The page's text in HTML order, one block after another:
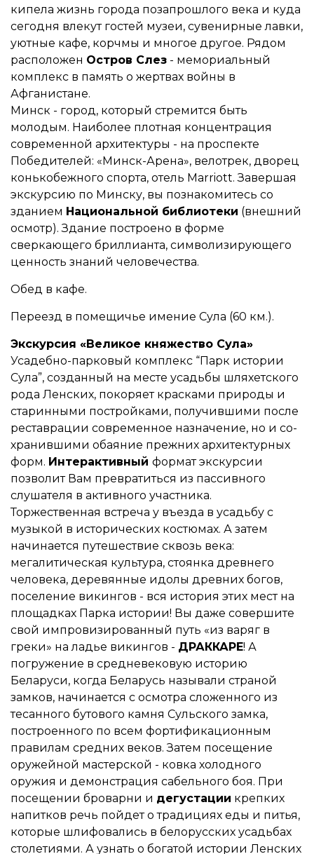
кипела жизнь города позапрошлого века и куда
сегодня влекут гостей музеи, сувенирные лавки,
уютные кафе, корчмы и многое другое. Рядом
расположен Остров Слез - мемориальный
комплекс в память о жертвах войны в
Афганистане.
Минск - город, который стремится быть
молодым. Наиболее плотная концентрация
современной архитектуры - на проспекте
Победителей: «Минск-Арена», велотрек, дворец
конькобежного спорта, отель Marriott. Завершая
экскурсию по Минску, вы познакомитесь со
зданием Национальной библиотеки (внешний
осмотр). Здание построено в форме
сверкающего бриллианта, символизирующего
ценность знаний человечества.
Обед в кафе.
Переезд в помещичье имение Сула (60 км.).
Экскурсия «Великое княжество Сула»
Усадебно-парковый комплекс “Парк истории
Сула”, созданный на месте усадь­бы шля­хет­ского
ро­да Лен­ских, по­ко­ря­ет крас­ка­ми приро­ды и
ста­рин­ны­ми по­строй­ка­ми, по­лу­чив­ши­ми по­сле
ре­став­ра­ции со­вре­мен­ное назна­че­ние, но и со­
хра­нив­ши­ми оба­я­ние преж­них ар­хи­тек­тур­ных
форм. Интерактивный формат экскурсии
позволит Вам превратиться из пассивного
слушателя в активного участника.
Торжественная встреча у въезда в усадьбу с
музыкой в исторических костюмах. А затем
начинается путешествие сквозь века:
мегалитическая культура, стоянка древнего
человека, деревянные идолы древних богов,
поселение викингов - вся история этих мест на
площадках Парка истории! Вы даже совершите
свой импровизированный путь «из варяг в
греки» на ладье викингов - ДРАККАРЕ! А
погружение в средневековую историю
Беларуси, когда Беларусь называли страной
замков, начинается с осмотра сложенного из
тесанного бутового камня Сульского замка,
построенного по всем фортификационным
правилам средних веков. Затем посещение
оружейной мастерской - ковка холодного
оружия и демонстрация сабельного боя. При
посещении броварни и дегустации крепких
напитков речь пойдет о традициях еды и питья,
которые шлифовались в белорусских усадьбах
столетиями. А узнать о богатой истории Ленских